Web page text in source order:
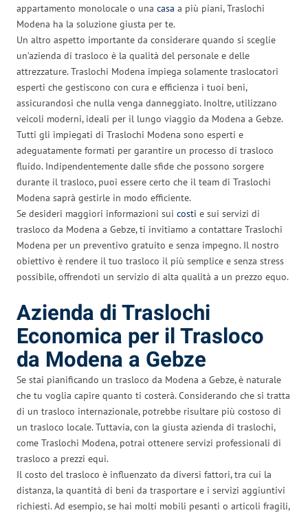
appartamento monolocale o una casa a più piani, Traslochi
Modena ha la soluzione giusta per te.
Un altro aspetto importante da considerare quando si sceglie
un’azienda di trasloco è la qualità del personale e delle
attrezzature. Traslochi Modena impiega solamente traslocatori
esperti che gestiscono con cura e efficienza i tuoi beni,
assicurandosi che nulla venga danneggiato. Inoltre, utilizzano
veicoli moderni, ideali per il lungo viaggio da Modena a Gebze.
Tutti gli impiegati di Traslochi Modena sono esperti e
adeguatamente formati per garantire un processo di trasloco
fluido. Indipendentemente dalle sfide che possono sorgere
durante il trasloco, puoi essere certo che il team di Traslochi
Modena saprà gestirle in modo efficiente.
Se desideri maggiori informazioni sui costi e sui servizi di
trasloco da Modena a Gebze, ti invitiamo a contattare Traslochi
Modena per un preventivo gratuito e senza impegno. Il nostro
obiettivo è rendere il tuo trasloco il più semplice e senza stress
possibile, offrendoti un servizio di alta qualità a un prezzo equo.
Azienda di Traslochi
Economica per il Trasloco
da Modena a Gebze
Se stai pianificando un trasloco da Modena a Gebze, è naturale
che tu voglia capire quanto ti costerà. Considerando che si tratta
di un trasloco internazionale, potrebbe risultare più costoso di
un trasloco locale. Tuttavia, con la giusta azienda di traslochi,
come Traslochi Modena, potrai ottenere servizi professionali di
trasloco a prezzi equi.
Il costo del trasloco è influenzato da diversi fattori, tra cui la
distanza, la quantità di beni da trasportare e i servizi aggiuntivi
richiesti. Ad esempio, se hai molti mobili pesanti o articoli fragili,